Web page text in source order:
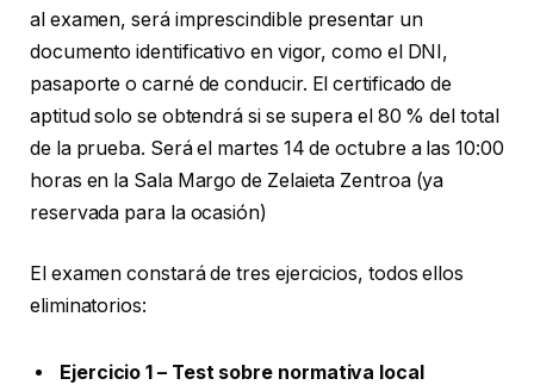
al examen, será imprescindible presentar un
documento identificativo en vigor, como el DNI,
pasaporte o carné de conducir. El certificado de
aptitud solo se obtendrá si se supera el 80 % del total
de la prueba. Será el martes 14 de octubre a las 10:00
horas en la Sala Margo de Zelaieta Zentroa (ya
reservada para la ocasión)
El examen constará de tres ejercicios, todos ellos
eliminatorios:
Ejercicio 1 – Test sobre normativa local